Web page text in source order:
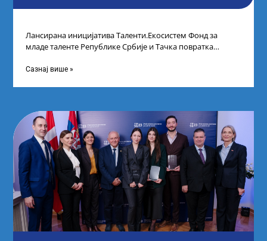
Лансирана иницијатива Таленти.Екосистем Фонд за
младе таленте Републике Србије и Тачка повратка
догађају су се
Сазнај више »